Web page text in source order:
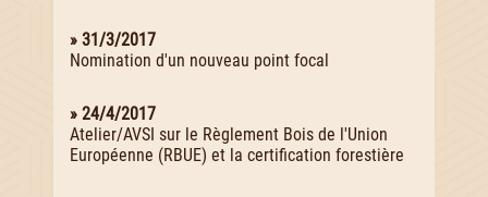
» 31/3/2017
Nomination d'un nouveau point focal
» 24/4/2017
Atelier/AVSI sur le Règlement Bois de l'Union
Européenne (RBUE) et la certification forestière